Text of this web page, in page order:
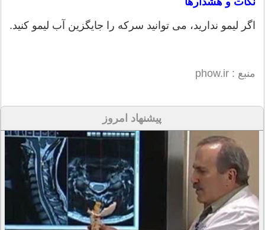
اگر لیمو ندارید، می توانید سرکه را جایگزین آب لیمو کنید.
منبع : phow.ir
پیشنهاد امروز